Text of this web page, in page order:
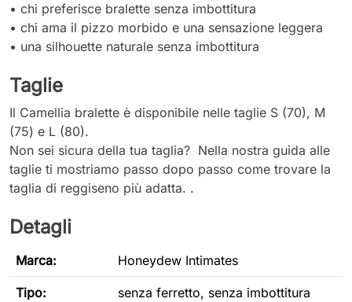
• chi preferisce bralette senza imbottitura
• chi ama il pizzo morbido e una sensazione leggera
• una silhouette naturale senza imbottitura
Taglie
Il Camellia bralette è disponibile nelle taglie S (70), M
(75) e L (80).
Non sei sicura della tua taglia? Nella nostra guida alle
taglie ti mostriamo passo dopo passo come trovare la
taglia di reggiseno più adatta. .
Detagli
Marca: Honeydew Intimates
Tipo: senza ferretto, senza imbottitura